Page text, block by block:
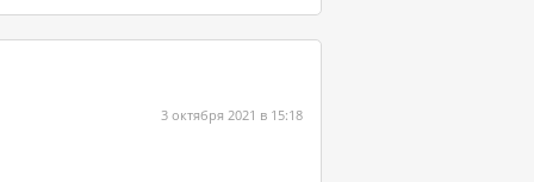
3 октября 2021 в 15:18